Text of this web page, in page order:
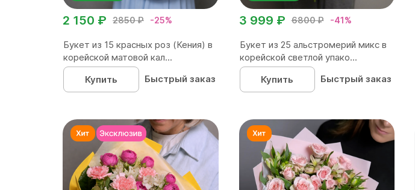
2850 ₽ -25%
2 150 ₽
Букет из 15 красных роз (Кения) в
корейской матовой кал...
Купить
Быстрый заказ
6800 ₽ -41%
3 999 ₽
Букет из 25 альстромерий микс в
корейской светлой упако...
Купить
Быстрый заказ